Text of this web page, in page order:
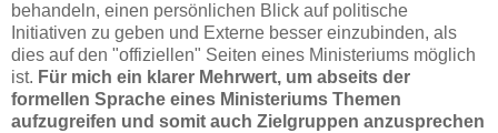
behandeln, einen persönlichen Blick auf politische
Initiativen zu geben und Externe besser einzubinden, als
dies auf den "offiziellen" Seiten eines Ministeriums möglich
ist. Für mich ein klarer Mehrwert, um abseits der
formellen Sprache eines Ministeriums Themen
aufzugreifen und somit auch Zielgruppen anzusprechen